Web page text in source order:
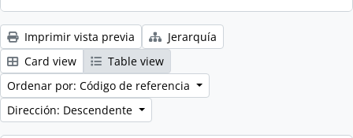
Imprimir vista previa
Jerarquía
Card view
Table view
Ordenar por: Código de referencia
Dirección: Descendente